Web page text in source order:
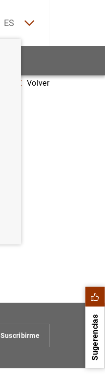
ES
Volver
Sugerencias
Suscribirme